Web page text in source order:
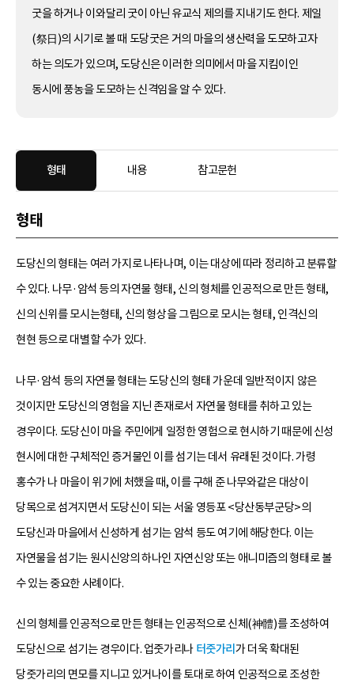
굿을 하거나 이와달리 굿이 아닌 유교식 제의를 지내기도 한다. 제일
(祭日)의 시기로 볼 때 도당굿은 거의 마을의 생산력을 도모하고자
하는 의도가 있으며, 도당신은 이러한 의미에서 마을 지킴이인
동시에 풍농을 도모하는 신격임을 알 수 있다.
형태 내용 참고문헌
형태
도당신의 형태는 여러 가지로 나타나며, 이는 대상에 따라 정리하고 분류할
수 있다. 나무·암석 등의 자연물 형태, 신의 형체를 인공적으로 만든 형태,
신의 신위를 모시는형태, 신의 형상을 그림으로 모시는 형태, 인격신의
현현 등으로 대별할 수가 있다.
나무·암석 등의 자연물 형태는 도당신의 형태 가운데 일반적이지 않은
것이지만 도당신의 영험을 지닌 존재로서 자연물 형태를 취하고 있는
경우이다. 도당신이 마을 주민에게 일정한 영험으로 현시하기 때문에 신성
현시에 대한 구체적인 증거물인 이를 섬기는 데서 유래된 것이다. 가령
홍수가 나 마을이 위기에 처했을 때, 이를 구해 준 나무와같은 대상이
당목으로 섬겨지면서 도당신이 되는 서울 영등포 <당산동부군당>의
도당신과 마을에서 신성하게 섬기는 암석 등도 여기에 해당한다. 이는
자연물을 섬기는 원시신앙의 하나인 자연신앙 또는 애니미즘의 형태로 볼
수 있는 중요한 사례이다.
신의 형체를 인공적으로 만든 형태는 인공적으로 신체(神體)를 조성하여
도당신으로 섬기는 경우이다. 업줏가리나 터줏가리가 더욱 확대된
당줏가리의 면모를 지니고 있거나이를 토대로 하여 인공적으로 조성한